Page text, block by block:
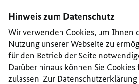
II
III
IV
V
Hinweis zum Datenschutz
Wir verwenden Cookies, um Ihnen
Nutzung unserer Webseite zu
für den Betrieb der Seite
Darüber hinaus können Sie
zulassen. Zur Datenschutzerklärung